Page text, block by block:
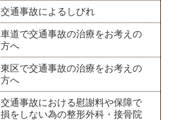
交通事故によるしびれ
車道で交通事故の治療をお考えの
方へ
東区で交通事故の治療をお考えの
方へ
交通事故における慰謝料や保障で
損をしない為の整形外科・接骨院